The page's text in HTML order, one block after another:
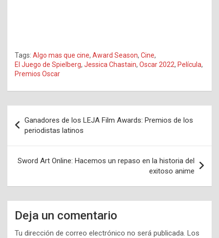
Tags: Algo mas que cine, Award Season, Cine,
El Juego de Spielberg, Jessica Chastain, Oscar 2022, Película,
Premios Oscar
de
entradas
Ganadores de los LEJA Film Awards: Premios de los
periodistas latinos
Sword Art Online: Hacemos un repaso en la historia del
exitoso anime
Deja un comentario
Tu dirección de correo electrónico no será publicada. Los